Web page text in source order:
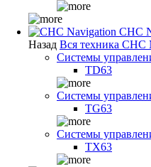
CHC
Назад Вся техника CHC
Системы
TD63
Системы
TG63
Системы
TX63